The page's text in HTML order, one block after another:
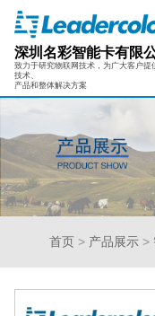
深圳名彩智能卡有限
致力于研究物联网技术，为广大客户提
技术、
产品和整体解决方案
首页 > 产品展示 >